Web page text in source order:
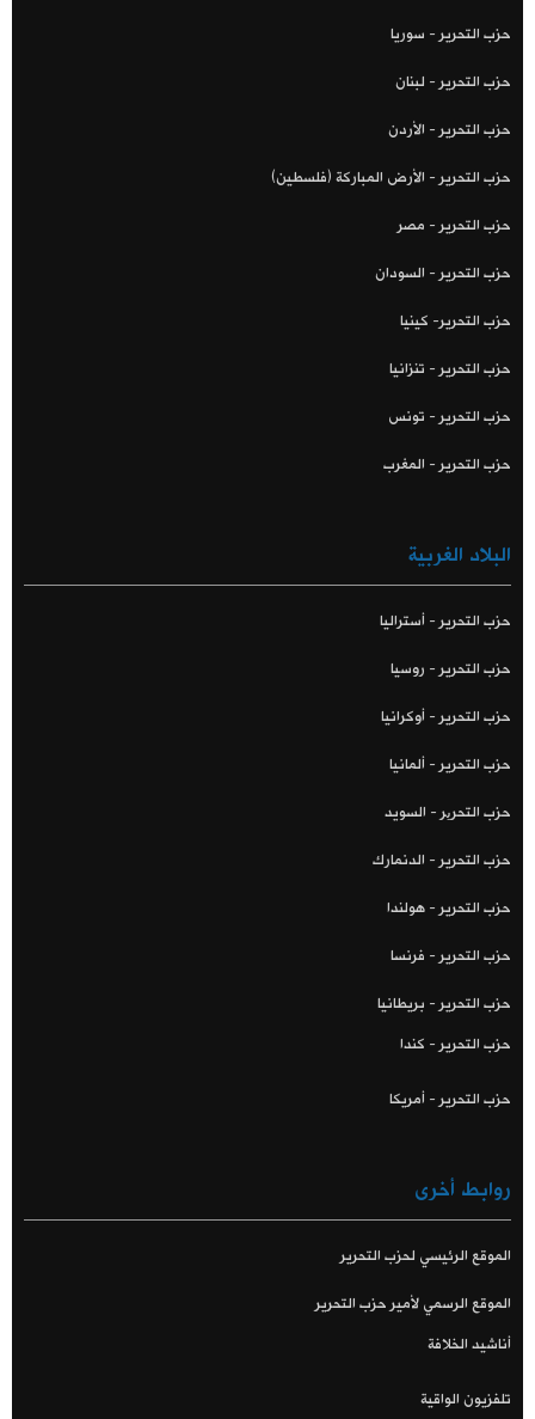
حزب التحرير - سوريا
حزب التحرير - لبنان
حزب التحرير - الأردن
حزب التحرير - الأرض المباركة (فلسطين)
حزب التحرير - مصر
حزب التحرير - السودان
حزب التحرير- كينيا
حزب التحرير - تنزانيا
حزب التحرير - تونس
حزب التحرير - المغرب
البلاد الغربية
حزب التحرير - أستراليا
حزب التحرير - روسيا
حزب التحرير - أوكرانيا
حزب التحرير - ألمانيا
حزب التحریر - السويد
حزب التحرير - الدنمارك
حزب التحرير - هولندا
حزب التحرير - فرنسا
حزب التحرير - بريطانيا
حزب التحرير - كندا
حزب التحرير - أمريكا
روابط أخرى
الموقع الرئيسي لحزب التحرير
الموقع الرسمي لأمير حزب التحرير
أناشيد الخلافة
تلفزيون الواقية